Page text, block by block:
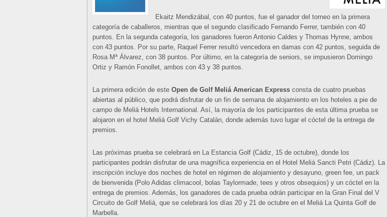
Ekaitz Mendizábal, con 40 puntos, fue el ganador del torneo en la primera
categoría de caballeros, mientras que el segundo clasificado Fernando Ferrer, también con 40
puntos. En la segunda categoría, los ganadores fueron Antonio Caldes y Thomas Hynne, ambos
con 43 puntos. Por su parte, Raquel Ferrer resultó vencedora en damas con 42 puntos, seguida de
Rosa Mª Álvarez, con 38 puntos. Por último, en la categoría de seniors, se impusieron Domingo
Ortiz y Ramón Fonollet, ambos con 43 y 38 puntos.
La primera edición de este Open de Golf Meliá American Express consta de cuatro pruebas
abiertas al público, que podrá disfrutar de un fin de semana de alojamiento en los hoteles a pie de
campo de Meliá Hotels International. Así, la mayoría de los participantes de esta última prueba se
alojaron en el hotel Meliá Golf Vichy Catalán, donde además tuvo lugar el cóctel de la entrega de
premios.
Las próximas prueba se celebrará en La Estancia Golf (Cádiz, 15 de octubre), donde los
participantes podrán disfrutar de una magnífica experiencia en el Hotel Meliá Sancti Petri (Cádiz). La
inscripción incluye dos noches de hotel en régimen de alojamiento y desayuno, green fee, un pack
de bienvenida (Polo Adidas climacool, bolas Taylormade, tees y otros obsequios) y un cóctel en la
entrega de premios. Además, los ganadores de cada prueba odrán participar en la Gran Final del V
Circuito de Golf Meliá, que se celebrará los días 20 y 21 de octubre en el Meliá La Quinta Golf de
Marbella.